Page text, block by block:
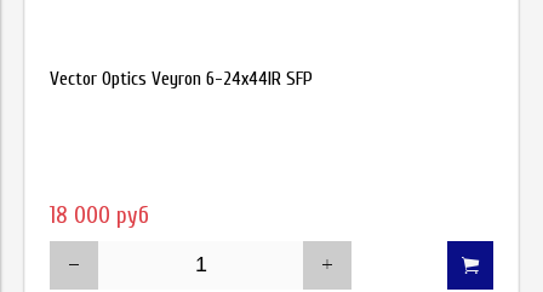
Vector Optics Veyron 6-24x44IR SFP
18 000 руб